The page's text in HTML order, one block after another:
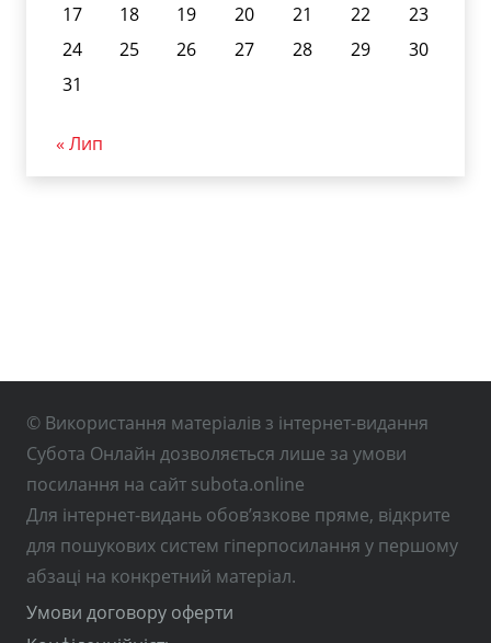
17
18 19 20 21 22
23
24
25 26 27 28 29
30
31
« Лип
© Використання матеріалів з інтернет-видання
Субота Онлайн дозволяється лише за умови
посилання на сайт subota.online
Для інтернет-видань обов’язкове пряме, відкрите
для пошукових систем гіперпосилання у першому
абзаці на конкретний матеріал.
Умови договору оферти